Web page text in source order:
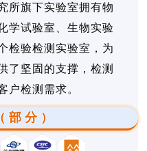
所旗下实验室拥有物
学试验室、生物实验
检验检测实验室，为
了坚固的支撑，检测
户检测需求。
部分）